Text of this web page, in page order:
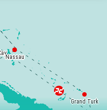
Grand Turk
Nassau
Nassau